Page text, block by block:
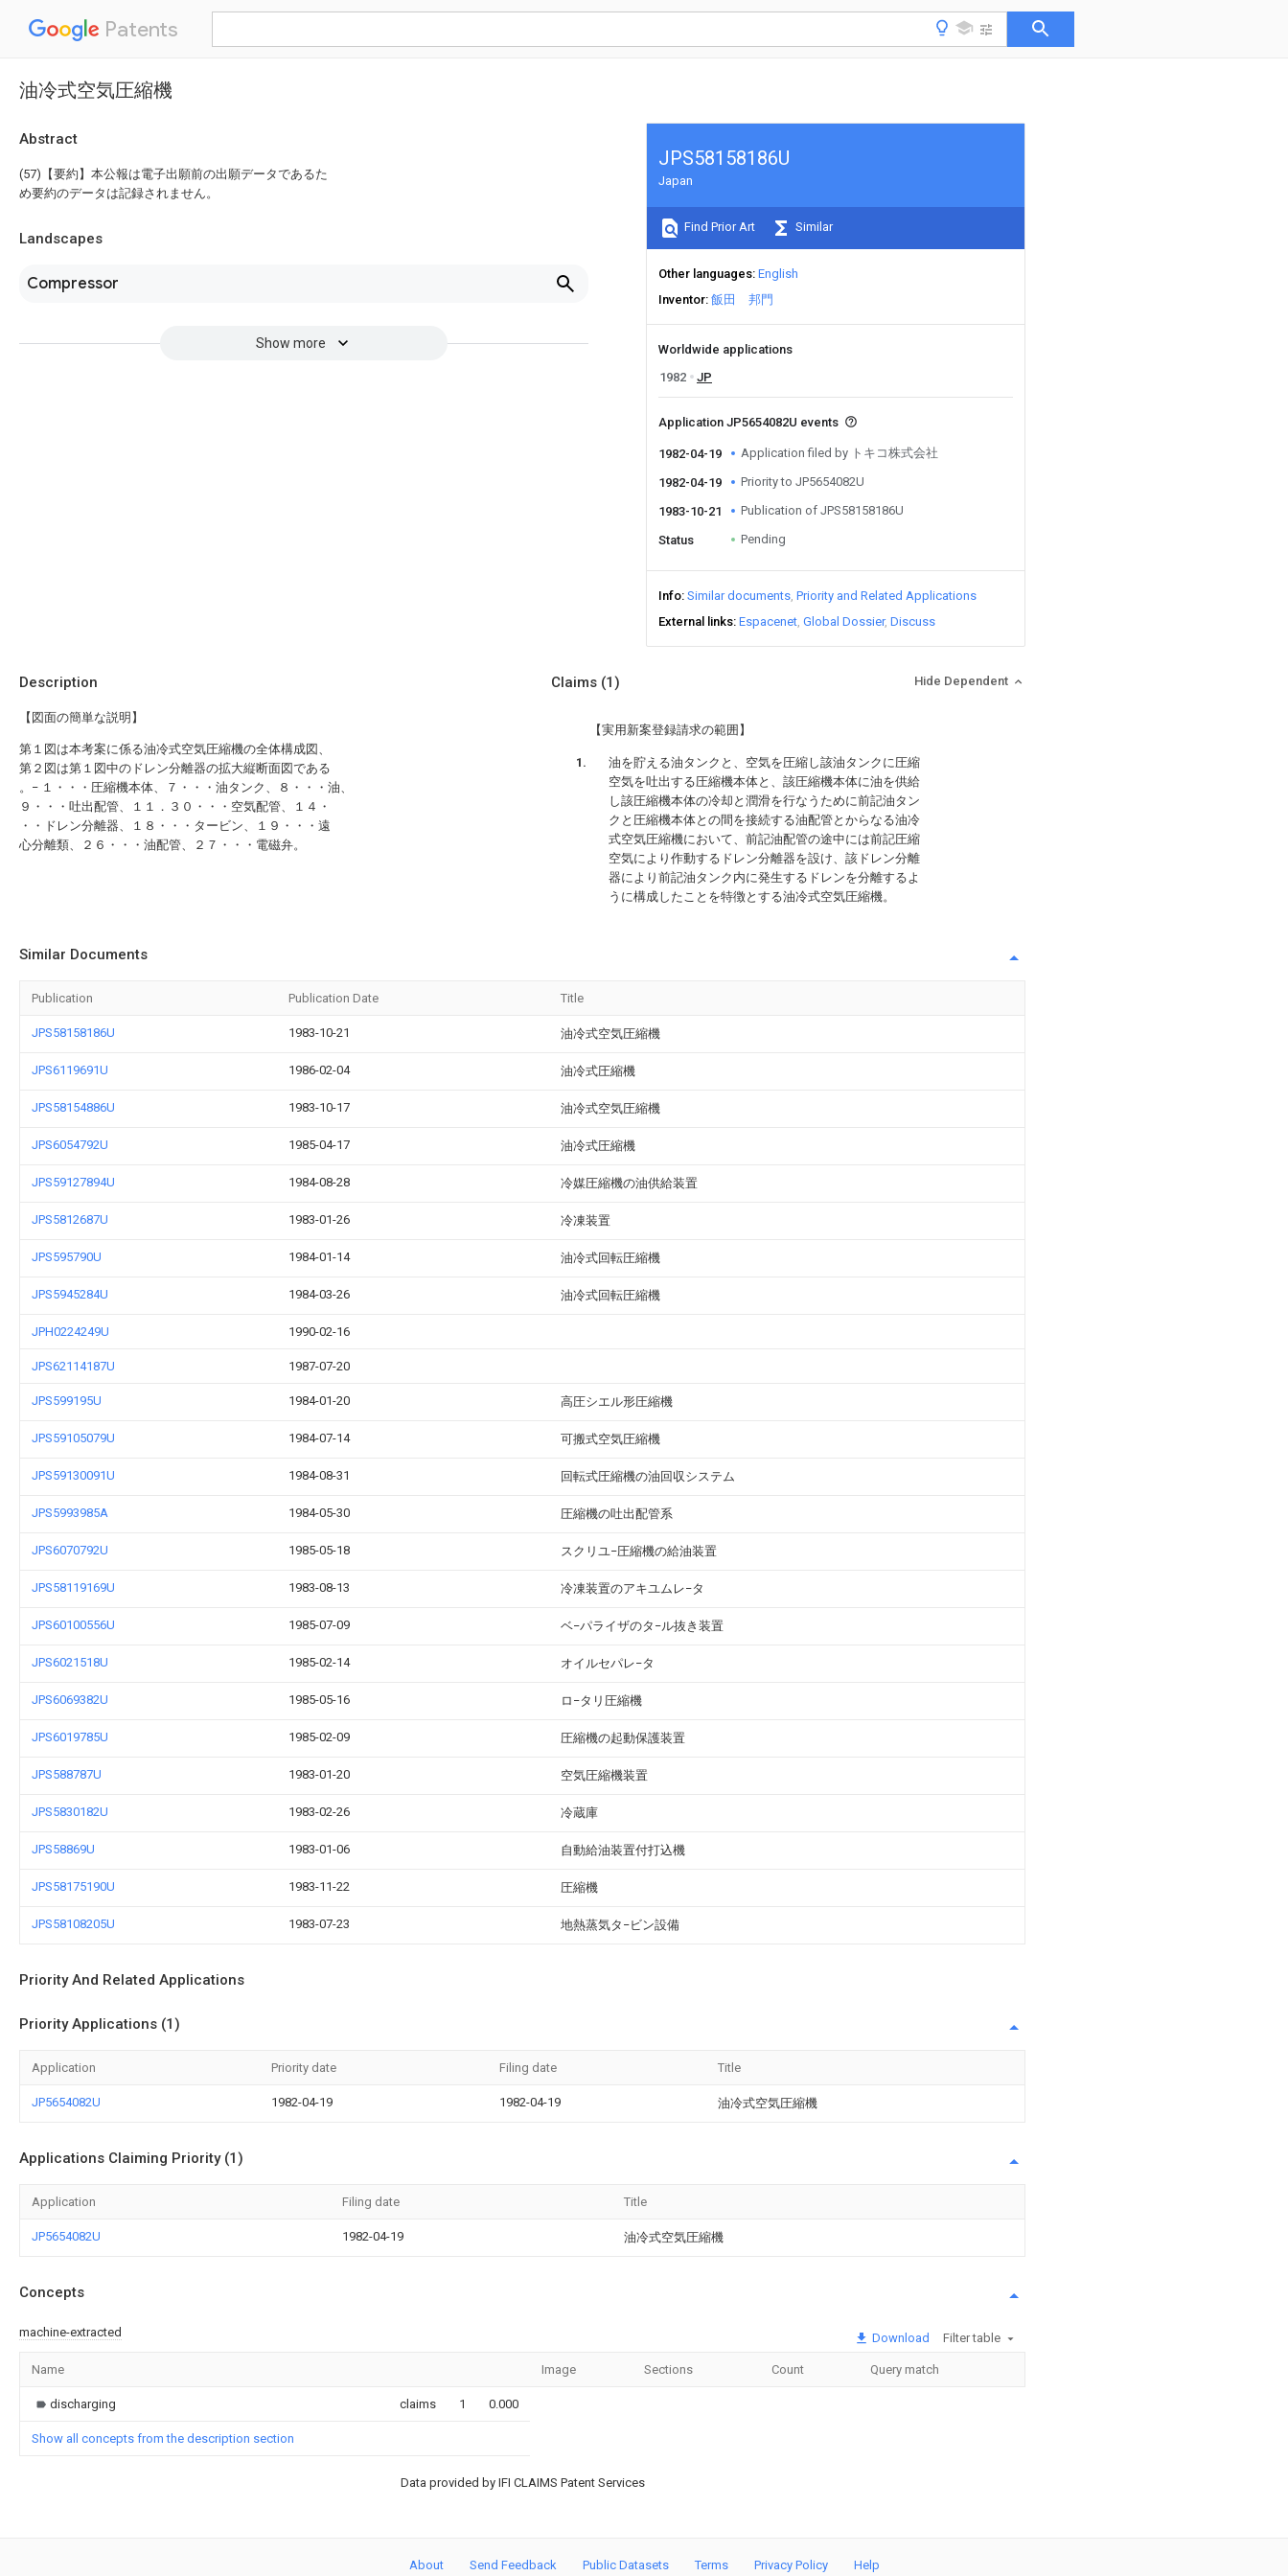
Patents
油冷式空気圧縮機
Abstract
(57)【要約】本公報は電子出願前の出願データであるた
め要約のデータは記録されません。
Landscapes
Compressor
Show more
JPS58158186U
Japan
Find Prior Art Similar
Other languages English
Inventor 飯田 邦門
Worldwide applications
1982
JP
Application JP5654082U events
1982-04-19 Application filed by トキコ株式会社
1982-04-19 Priority to JP5654082U
1983-10-21 Publication of JPS58158186U
Status Pending
Info Similar documents Priority and Related Applications
External links Espacenet Global Dossier Discuss
Description
【図面の簡単な説明】
第１図は本考案に係る油冷式空気圧縮機の全体構成図、
第２図は第１図中のドレン分離器の拡大縦断面図である
。− １・・・圧縮機本体、７・・・油タンク、８・・・油、
９・・・吐出配管、１１．３０・・・空気配管、１４・
・・ドレン分離器、１８・・・タービン、１９・・・遠
心分離類、２６・・・油配管、２７・・・電磁弁。
Claims (1) Hide Dependent
【実用新案登録請求の範囲】
油を貯える油タンクと、空気を圧縮し該油タンクに圧縮
空気を吐出する圧縮機本体と、該圧縮機本体に油を供給
し該圧縮機本体の冷却と潤滑を行なうために前記油タン
クと圧縮機本体との間を接続する油配管とからなる油冷
式空気圧縮機において、前記油配管の途中には前記圧縮
空気により作動するドレン分離器を設け、該ドレン分離
器により前記油タンク内に発生するドレンを分離するよ
うに構成したことを特徴とする油冷式空気圧縮機。
Similar Documents
Publication Publication Date Title
JPS58158186U 1983-10-21 油冷式空気圧縮機
JPS6119691U 1986-02-04 油冷式圧縮機
JPS58154886U 1983-10-17 油冷式空気圧縮機
JPS6054792U 1985-04-17 油冷式圧縮機
JPS59127894U 1984-08-28 冷媒圧縮機の油供給装置
JPS5812687U 1983-01-26 冷凍装置
JPS595790U 1984-01-14 油冷式回転圧縮機
JPS5945284U 1984-03-26 油冷式回転圧縮機
JPH0224249U 1990-02-16
JPS62114187U 1987-07-20
JPS599195U 1984-01-20 高圧シエル形圧縮機
JPS59105079U 1984-07-14 可搬式空気圧縮機
JPS59130091U 1984-08-31 回転式圧縮機の油回収システム
JPS5993985A 1984-05-30 圧縮機の吐出配管系
JPS6070792U 1985-05-18 スクリユ−圧縮機の給油装置
JPS58119169U 1983-08-13 冷凍装置のアキユムレ−タ
JPS60100556U 1985-07-09 ベ−パライザのタ−ル抜き装置
JPS6021518U 1985-02-14 オイルセパレ−タ
JPS6069382U 1985-05-16 ロ−タリ圧縮機
JPS6019785U 1985-02-09 圧縮機の起動保護装置
JPS588787U 1983-01-20 空気圧縮機装置
JPS5830182U 1983-02-26 冷蔵庫
JPS58869U 1983-01-06 自動給油装置付打込機
JPS58175190U 1983-11-22 圧縮機
JPS58108205U 1983-07-23 地熱蒸気タ−ビン設備
Priority And Related Applications
Priority Applications (1)
Application Priority date Filing date Title
JP5654082U 1982-04-19 1982-04-19 油冷式空気圧縮機
Applications Claiming Priority (1)
Application Filing date Title
JP5654082U 1982-04-19 油冷式空気圧縮機
Concepts
machine-extracted Download Filter table
Name Image Sections Count Query match
discharging claims 1 0.000
Show all concepts from the description section
Data provided by IFI CLAIMS Patent Services
About Send Feedback Public Datasets Terms Privacy Policy Help